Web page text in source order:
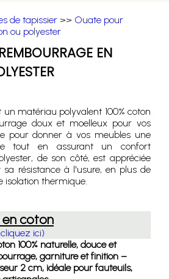
de tapissier >> Ouate pour
ou polyester
EN
un matériau polyvalent 100% coton
doux et moelleux pour vos
pour donner à vos meubles une
tout en assurant un confort
de son côté, est appréciée
résistance à l'usure, en plus de
isolation thermique.
coton
ici)
100% naturelle, douce et
garniture et finition –
2 cm, idéale pour fauteuils,